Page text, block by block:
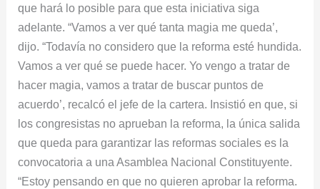
que hará lo posible para que esta iniciativa siga
adelante. “Vamos a ver qué tanta magia me queda’,
dijo. “Todavía no considero que la reforma esté hundida.
Vamos a ver qué se puede hacer. Yo vengo a tratar de
hacer magia, vamos a tratar de buscar puntos de
acuerdo’, recalcó el jefe de la cartera. Insistió en que, si
los congresistas no aprueban la reforma, la única salida
que queda para garantizar las reformas sociales es la
convocatoria a una Asamblea Nacional Constituyente.
“Estoy pensando en que no quieren aprobar la reforma.
en
su
penúltimo
debate
en
la
Comisión
Séptima
del
Senado